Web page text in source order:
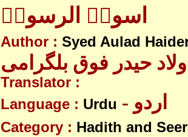
اسوۃُ الرسولؐ
Author : Syed Aulad
حیدر فوق بلگرامی
Translator :
Language : Urdu - اردو
Category : Hadith and